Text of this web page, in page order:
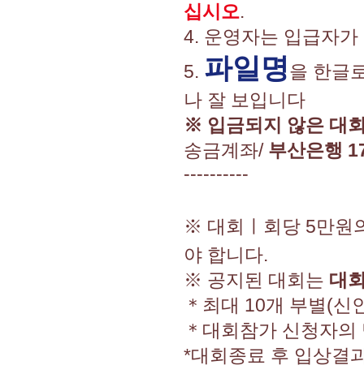
십시오.
4. 운영자는 입급자
5. 파일명을 한글
나 잘 보입니다
※ 입금되지 않은 대
송금계좌/ 부산은행
----------
※ 대회ㅣ회당 5만원
야 합니다.
※ 공지된 대회는 대
＊최대 10개 부별(신
＊대회참가 신청자
*대회종료 후 입상결